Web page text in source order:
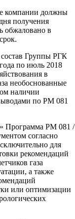
компании должны
получения
обжаловано в
состав Группы РГК
по июль 2018
в
необоснованные
наличии
по РМ 081
Программа РМ 081 /
согласно
для
рекомендаций
газа
а также
или оптимизации